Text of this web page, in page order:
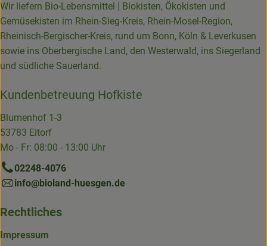
Wir liefern Bio-Lebensmittel | Biokisten, Ökokisten und
Gemüsekisten im Rhein-Sieg-Kreis, Rhein-Mosel-Region,
Rheinisch-Bergischer-Kreis, rund um Bonn, Köln & Leverkusen
sowie ins Oberbergische Land, den Westerwald, ins Siegerland
und südliche Sauerland.
Kundenbetreuung Hofkiste
Blumenhof 1-3
53783 Eitorf
Mo - Fr: 08:00 - 13:00 Uhr
02248-4076
info@bioland-huesgen.de
Rechtliches
Impressum